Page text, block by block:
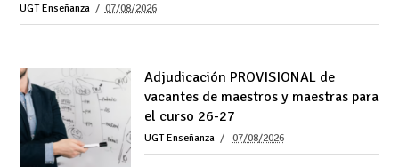
UGT Enseñanza 07/08/2026
Adjudicación PROVISIONAL de
vacantes de maestros y maestras para
el curso 26-27
UGT Enseñanza 07/08/2026